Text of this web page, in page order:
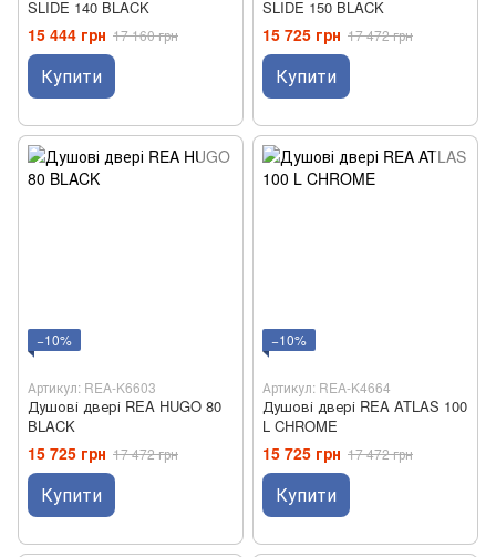
SLIDE 140 BLACK
15 444 грн 17 160 грн
Купити
SLIDE 150 BLACK
15 725 грн 17 472 грн
Купити
−10%
Артикул: REA-K6603
Душові двері REA HUGO 80
BLACK
15 725 грн 17 472 грн
Купити
−10%
Артикул: REA-K4664
Душові двері REA ATLAS 100
L CHROME
15 725 грн 17 472 грн
Купити